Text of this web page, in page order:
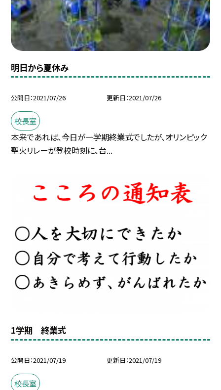
明日から夏休み
公開日 2021/07/26 更新日 2021/07/26
校長室
本来であれば、今日が一学期終業式でしたが、オリンピック
聖火リレーが登校時刻に、台...
1学期 終業式
公開日 2021/07/19 更新日 2021/07/19
校長室